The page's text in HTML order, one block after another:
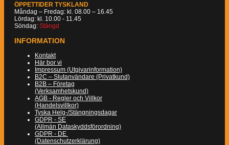
ÖPPETTIDER TYSKLAND
Måndag – Fredag: kl. 08.00 – 16.45
Lördag: kl. 10.00 - 11.45
Söndag: Stängd
INFORMATION
Kontakt
Här bor vi
Impressum (Utgivarinformation)
B2C – Slutanvändare (Privatkund)
B2B – Företag
(Verksamhetskund)
AGB - Regler och Villkor
(Handelsvillkor)
Tyska Helg-/Stängningsdagar
GDPR - SE
(Allmän Dataskyddsförordning)
GDPR - DE
(Datenschutzerklärung)